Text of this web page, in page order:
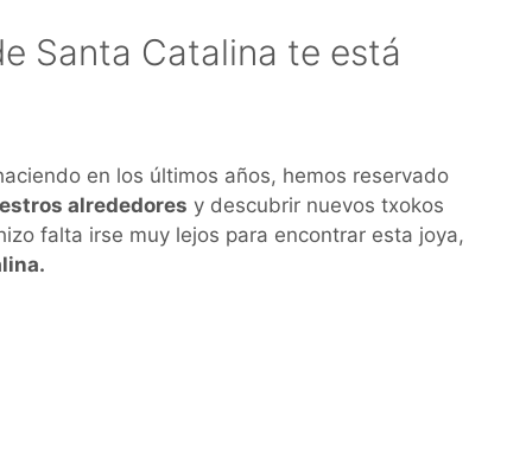
Santa Catalina te está
en los últimos años, hemos reservado
alrededores y descubrir nuevos txokos
falta irse muy lejos para encontrar esta joya,